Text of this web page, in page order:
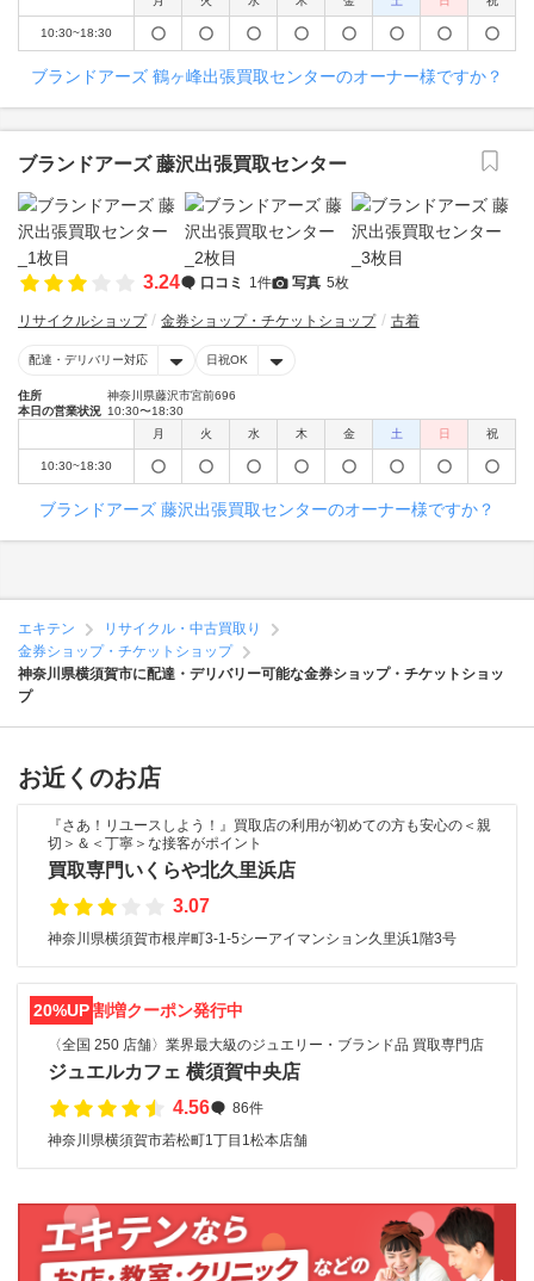
10:30~18:30
ブランドアーズ 鶴ヶ峰出張買取センターのオーナー様ですか？
ブランドアーズ 藤沢出張買取センター
3.24 口コミ 1件 写真 5枚
リサイクルショップ 金券ショップ・チケットショップ 古着
配達・デリバリー対応 日祝OK
住所
神奈川県藤沢市宮前696
本日の営業状況 10:30〜18:30
月
火 水 木 金 土 日 祝
10:30~18:30
ブランドアーズ 藤沢出張買取センターのオーナー様ですか？
エキテン
リサイクル・中古買取り
金券ショップ・チケットショップ
神奈川県横須賀市に配達・デリバリー可能な金券ショップ・チケットショッ
プ
お近くのお店
『さあ！リユースしよう！』買取店の利用が初めての方も安心の＜親
切＞＆＜丁寧＞な接客がポイント
買取専門いくらや北久里浜店
3.07
神奈川県横須賀市根岸町3-1-5シーアイマンション久里浜1階3号
20%UP割増クーポン発行中
〈全国 250 店舗〉業界最大級のジュエリー・ブランド品 買取専門店
ジュエルカフェ 横須賀中央店
4.56
86件
神奈川県横須賀市若松町1丁目1松本店舗